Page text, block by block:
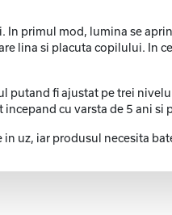
primul mod, lumina se
lina si placuta copilului. In
putand fi ajustat pe trei
cu varsta de 5 ani si
uz, iar produsul necesita